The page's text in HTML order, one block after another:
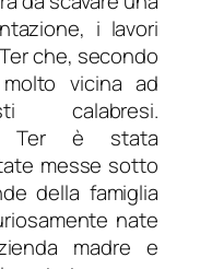
i lavori
che, secondo
vicina ad
calabresi.
Ter è stata
messe sotto
della famiglia
nate
madre e